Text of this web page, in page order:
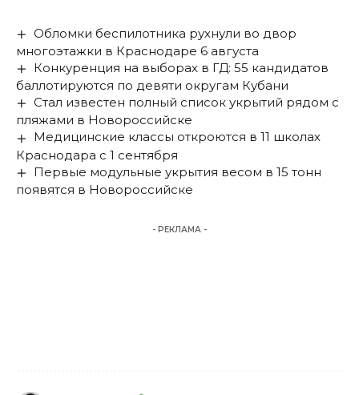
Обломки беспилотника рухнули во двор
многоэтажки в Краснодаре 6 августа
Конкуренция на выборах в ГД: 55 кандидатов
баллотируются по девяти округам Кубани
Стал известен полный список укрытий рядом с
пляжами в Новороссийске
Медицинские классы откроются в 11 школах
Краснодара с 1 сентября
Первые модульные укрытия весом в 15 тонн
появятся в Новороссийске
- РЕКЛАМА -